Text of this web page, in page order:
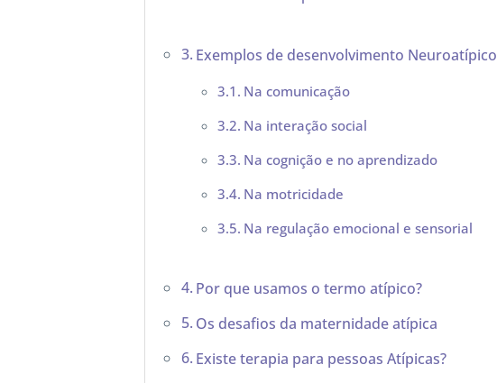
Exemplos de desenvolvimento Neuroatípico
Na comunicação
Na interação social
Na cognição e no aprendizado
Na motricidade
Na regulação emocional e sensorial
Por que usamos o termo atípico?
Os desafios da maternidade atípica
Existe terapia para pessoas Atípicas?